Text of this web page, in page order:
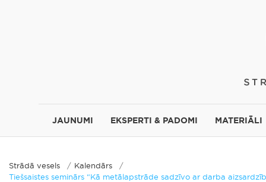
JAUNUMI EKSPERTI & PADOMI MATERIĀLI
Strādā vesels
Kalendārs
Tiešsaistes seminārs “Kā metālapstrāde sadzīvo ar darba